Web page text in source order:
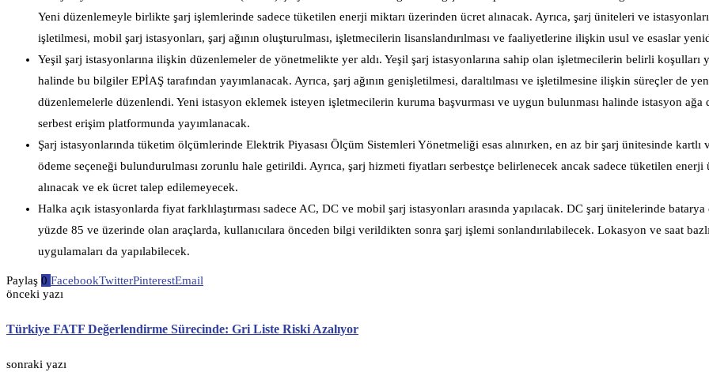
Yeni düzenlemeyle birlikte şarj işlemlerinde sadece tüketilen enerji miktarı üzerinden ücret alınacak. Ayrıca, şarj üniteleri ve
işletilmesi, mobil şarj istasyonları, şarj ağının oluşturulması, işletmecilerin lisanslandırılması ve faaliyetlerine ilişkin usul ve esaslar
Yeşil şarj istasyonlarına ilişkin düzenlemeler de yönetmelikte yer aldı. Yeşil şarj istasyonlarına sahip olan işletmecilerin belirli koşulları
halinde bu bilgiler EPİAŞ tarafından yayımlanacak. Ayrıca, şarj ağının genişletilmesi, daraltılması ve işletilmesine ilişkin süreçler de
düzenlemelerle düzenlendi. Yeni istasyon eklemek isteyen işletmecilerin kuruma başvurması ve uygun bulunması halinde istasyon ağa
serbest erişim platformunda yayımlanacak.
Şarj istasyonlarında tüketim ölçümlerinde Elektrik Piyasası Ölçüm Sistemleri Yönetmeliği esas alınırken, en az bir şarj ünitesinde kartlı
ödeme seçeneği bulundurulması zorunlu hale getirildi. Ayrıca, şarj hizmeti fiyatları serbestçe belirlenecek ancak sadece tüketilen enerji
alınacak ve ek ücret talep edilemeyecek.
Halka açık istasyonlarda fiyat farklılaştırması sadece AC, DC ve mobil şarj istasyonları arasında yapılacak. DC şarj ünitelerinde
yüzde 85 ve üzerinde olan araçlarda, kullanıcılara önceden bilgi verildikten sonra şarj işlemi sonlandırılabilecek. Lokasyon ve saat
uygulamaları da yapılabilecek.
Paylaş 0 FacebookTwitterPinterestEmail
önceki yazı
Türkiye FATF Değerlendirme Sürecinde: Gri Liste Riski Azalıyor
sonraki yazı